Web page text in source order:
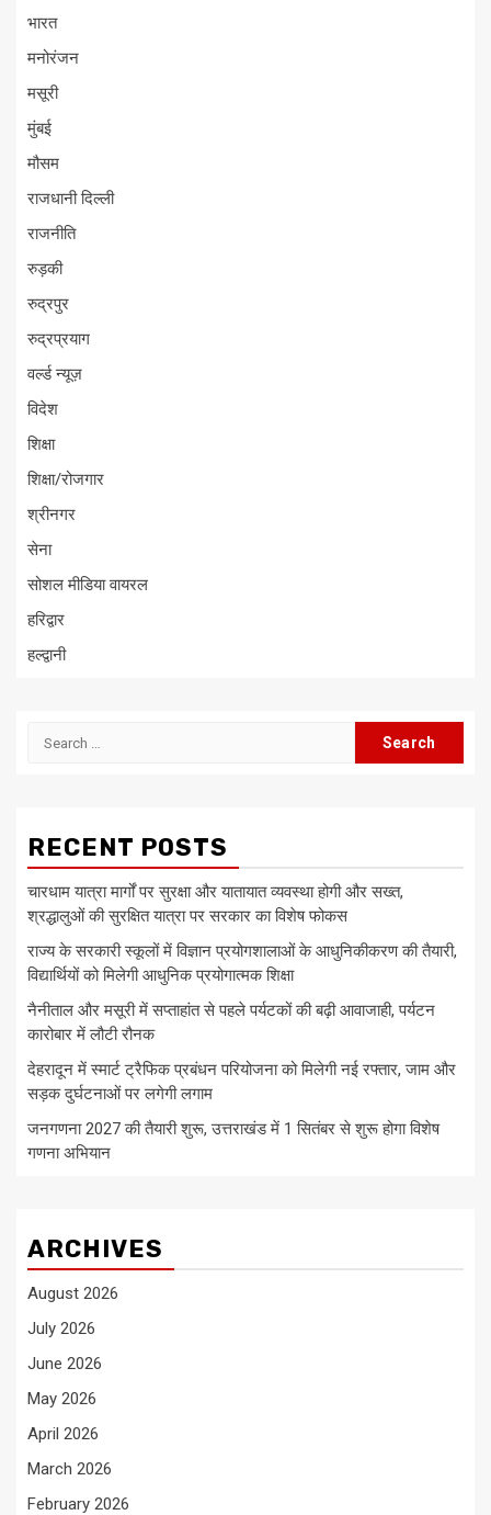
भारत
मनोरंजन
मसूरी
मुंबई
मौसम
राजधानी दिल्ली
राजनीति
रुड़की
रुद्रपुर
रुद्रप्रयाग
वर्ल्ड न्यूज़
विदेश
शिक्षा
शिक्षा/रोजगार
श्रीनगर
सेना
सोशल मीडिया वायरल
हरिद्वार
हल्द्वानी
Search
RECENT POSTS
चारधाम यात्रा मार्गों पर सुरक्षा और यातायात व्यवस्था होगी और सख्त,
श्रद्धालुओं की सुरक्षित यात्रा पर सरकार का विशेष फोकस
राज्य के सरकारी स्कूलों में विज्ञान प्रयोगशालाओं के आधुनिकीकरण की तैयारी,
विद्यार्थियों को मिलेगी आधुनिक प्रयोगात्मक शिक्षा
नैनीताल और मसूरी में सप्ताहांत से पहले पर्यटकों की बढ़ी आवाजाही, पर्यटन
कारोबार में लौटी रौनक
देहरादून में स्मार्ट ट्रैफिक प्रबंधन परियोजना को मिलेगी नई रफ्तार, जाम और
सड़क दुर्घटनाओं पर लगेगी लगाम
जनगणना 2027 की तैयारी शुरू, उत्तराखंड में 1 सितंबर से शुरू होगा विशेष
गणना अभियान
ARCHIVES
August 2026
July 2026
June 2026
May 2026
April 2026
March 2026
February 2026